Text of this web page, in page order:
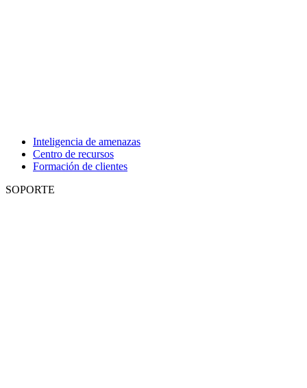
Inteligencia de amenazas
Centro de recursos
Formación de clientes
SOPORTE